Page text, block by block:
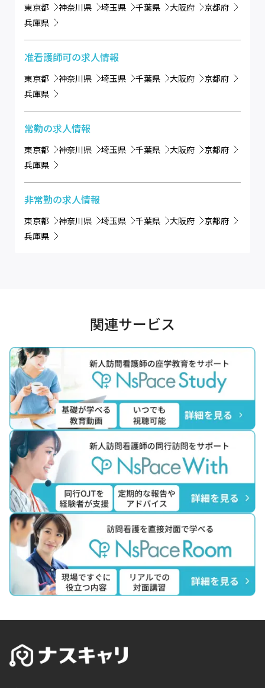
東京都 神奈川県 埼玉県 千葉県 大阪府
京都府
兵庫県
准看護師可の求人情報
東京都 神奈川県 埼玉県 千葉県 大阪府
京都府
兵庫県
常勤の求人情報
東京都 神奈川県 埼玉県 千葉県 大阪府
京都府
兵庫県
非常勤の求人情報
東京都 神奈川県 埼玉県 千葉県 大阪府
京都府
兵庫県
関連サービス